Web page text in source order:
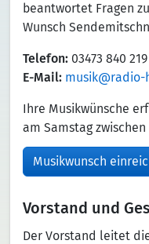
beantwortet Fragen
Wunsch
Telefon: 03473 840 219
E-Mail: musik@radio-
Ihre Musikwünsche
am Samstag zwischen
Musikwunsch
Vorstand und
Der Vorstand leitet